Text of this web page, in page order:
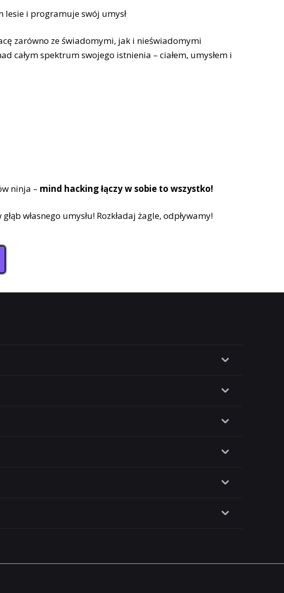
zarówno ze świadomymi, jak i nieświadomymi
całym spektrum swojego istnienia – ciałem, umysłem i
ninja – mind hacking łączy w sobie to wszystko!
własnego umysłu! Rozkładaj żagle, odpływamy!